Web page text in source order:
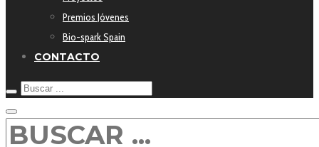
Premios Jóvenes
Bio-spark Spain
CONTACTO